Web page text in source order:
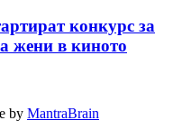
конкурс за
жени в киното
by MantraBrain